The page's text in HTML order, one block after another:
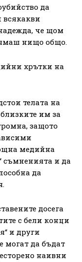
да
всякакви
че щом
нищо общо.
хрътки на
телата на
им за
защото
медийна
съмненията и да
да
досега
с бели конци
и други
могат да бъдат
наивни